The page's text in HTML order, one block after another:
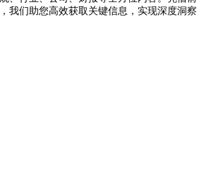
我们助您高效获取关键信息，实现深度洞察